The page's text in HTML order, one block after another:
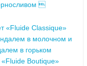

«Fluide Classique»
в молочном и
в горьком
Boutique»